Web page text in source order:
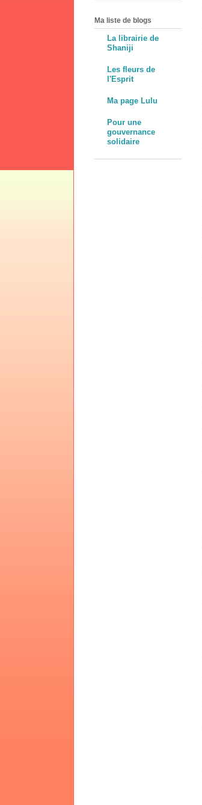
Ma liste de blogs
La librairie de
Shaniji
Les fleurs de
l'Esprit
Ma page Lulu
Pour une
gouvernance
solidaire